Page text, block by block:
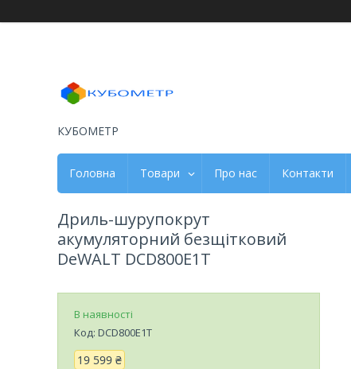
КУБОМЕТР
Головна Товари Про нас Контакти
Дриль-шурупокрут
акумуляторний безщітковий
DeWALT DCD800E1T
В наявності
Код: DCD800E1T
19 599 ₴